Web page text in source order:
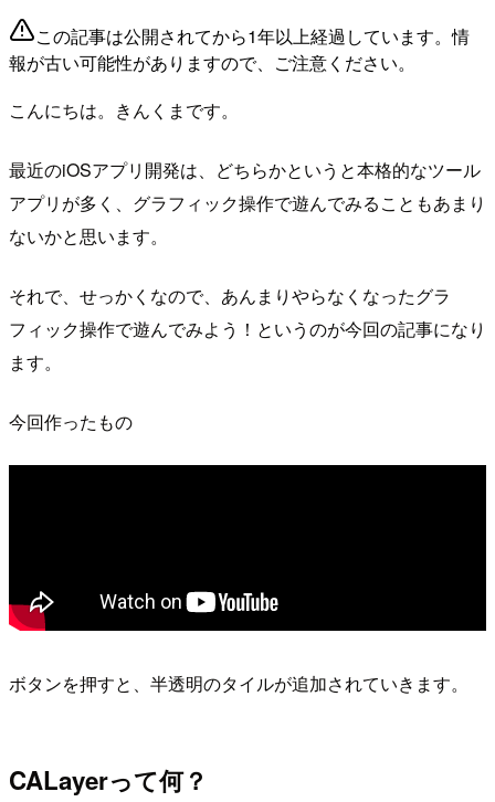
この記事は公開されてから1年以上経過しています。情
報が古い可能性がありますので、ご注意ください。
こんにちは。きんくまです。
最近のiOSアプリ開発は、どちらかというと本格的なツール
アプリが多く、グラフィック操作で遊んでみることもあまり
ないかと思います。
それで、せっかくなので、あんまりやらなくなったグラ
フィック操作で遊んでみよう！というのが今回の記事になり
ます。
今回作ったもの
ボタンを押すと、半透明のタイルが追加されていきます。
CALayerって何？